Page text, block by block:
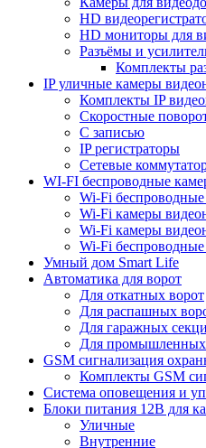
HD
HD мониторы для
Разъёмы и
Комплекты
IP уличные камеры
Комплекты IP
Скоростные
С записью
IP регистраторы
Сетевые
WI-FI беспроводные
Wi-Fi
Wi-Fi камеры
Wi-Fi камеры
Wi-Fi
Умный дом Smart Life
Автоматика для ворот
Для откатных ворот
Для распашных
Для гаражных
Для
GSM сигнализация
Комплекты GSM
Cистема оповещения и
Блоки питания 12В для
Уличные
Внутренние